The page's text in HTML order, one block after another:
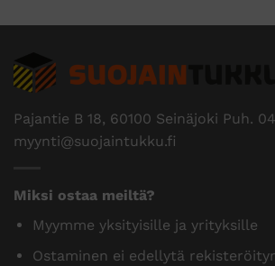
Pajantie B 18, 60100 Seinäjoki Puh.
myynti@suojaintukku.fi
Miksi ostaa meiltä?
Myymme yksityisille ja yrityksille
Ostaminen ei edellytä